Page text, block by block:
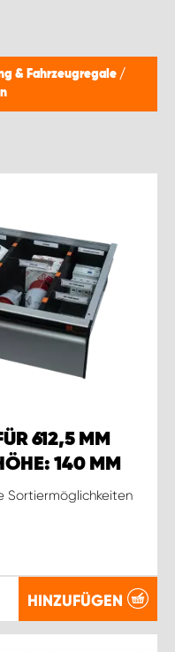
& Fahrzeugregale /
612,5 MM
140 MM
Sortiermöglichkeiten
HINZUFÜGEN